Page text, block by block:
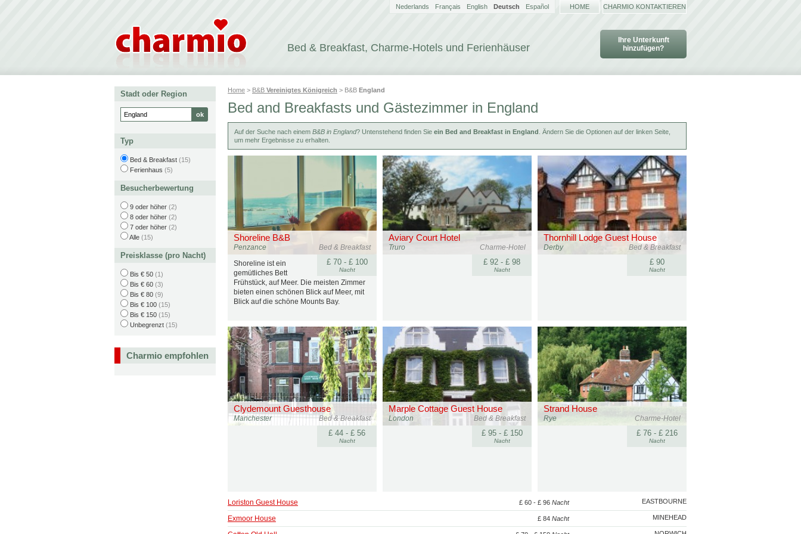
Bed & Breakfast, Charme-Hotels und Ferienhäuser
Ihre Unterkunft
hinzufügen?
Nederlands Français English Deutsch Español HOME CHARMIO KONTAKTIEREN
Home > B&B Vereinigtes Königreich > B&B England
Bed and Breakfasts und Gästezimmer in England
Auf der Suche nach einem B&B in England? Untenstehend finden Sie ein Bed and Breakfast in England . Ändern Sie die Optionen auf der linken Seite,
um mehr Ergebnisse zu erhalten.
Shoreline B&B
Bed & Breakfast
Penzance
£ 70 - £ 100
Nacht
Shoreline ist ein
gemütliches Bett
Frühstück, auf Meer. Die meisten Zimmer
bieten einen schönen Blick auf Meer, mit
Blick auf die schöne Mounts Bay.
Aviary Court Hotel
Charme-Hotel
Truro
£ 92 - £ 98
Nacht
Thornhill Lodge Guest House
Bed & Breakfast
Derby
£ 90
Nacht
Clydemount Guesthouse
Bed & Breakfast
Manchester
£ 44 - £ 56
Nacht
Marple Cottage Guest House
Bed & Breakfast
London
£ 95 - £ 150
Nacht
Strand House
Charme-Hotel
Rye
£ 76 - £ 216
Nacht
EASTBOURNE
Loriston Guest House £ 60 - £ 96 Nacht
MINEHEAD
Exmoor House £ 84 Nacht
Stadt oder Region
Typ
Bed & Breakfast (15)
Ferienhaus (5)
Besucherbewertung
9 oder höher (2)
8 oder höher (2)
7 oder höher (2)
Alle (15)
Preisklasse (pro Nacht)
Bis € 50 (1)
Bis € 60 (3)
Bis € 80 (9)
Bis € 100 (15)
Bis € 150 (15)
Unbegrenzt (15)
Charmio empfohlen